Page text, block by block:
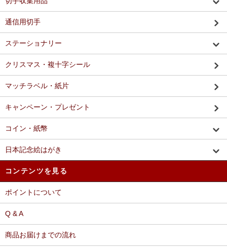
通信用切手
ステーショナリー
クリスマス・複十字シール
マッチラベル・紙片
キャンペーン・プレゼント
コイン・紙幣
日本記念絵はがき
コンテンツを見る
ポイントについて
Q & A
商品お届けまでの流れ